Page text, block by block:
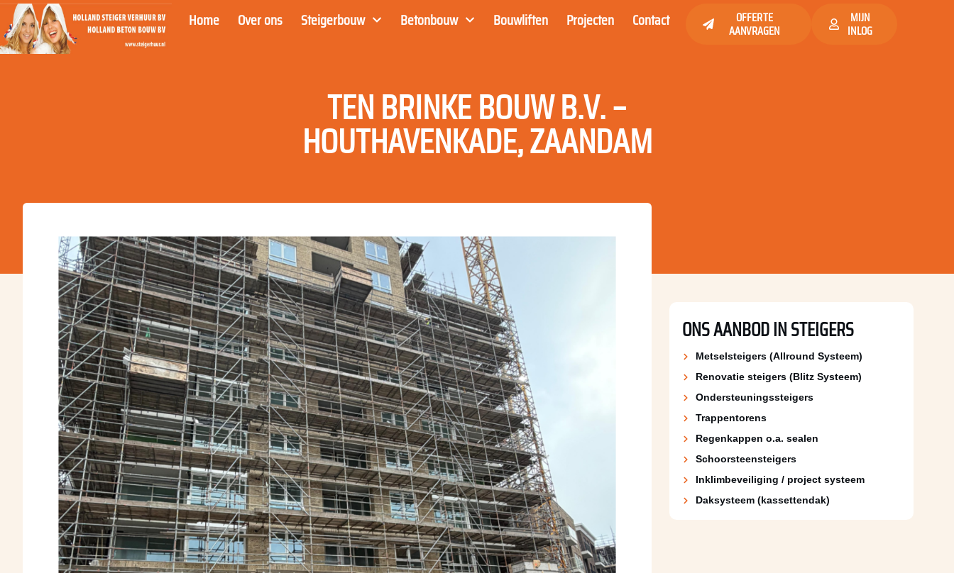
Home Over ons Steigerbouw Betonbouw Bouwliften Projecten Contact OFFERTE
AANVRAGEN
MIJN
INLOG
TEN BRINKE BOUW B.V. –
HOUTHAVENKADE, ZAANDAM
ONS AANBOD IN STEIGERS
Metselsteigers (Allround Systeem)
Renovatie steigers (Blitz Systeem)
Ondersteuningssteigers
Trappentorens
Regenkappen o.a. sealen
Schoorsteen­steigers
Inklimbeveiliging / project systeem
Daksysteem (kassettendak)